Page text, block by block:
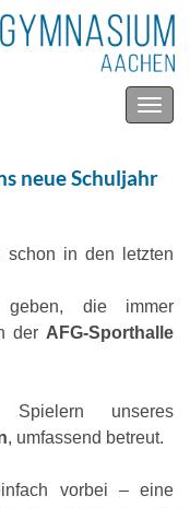
neue Schuljahr
schon in den letzten
die immer
der AFG-Sporthalle
unseres
, umfassend betreut.
vorbei – eine